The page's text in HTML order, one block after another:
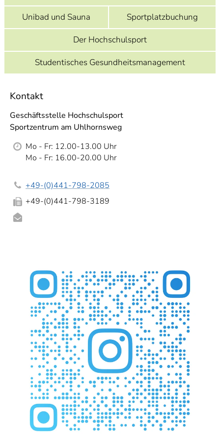
]
Informationen zur
Barrierefreiheit
Unibad und Sauna
Sportplatzbuchung
Der Hochschulsport
Studentisches Gesundheitsmanagement
Kontakt
Geschäftsstelle Hochschulsport
Sportzentrum am Uhlhornsweg
Mo - Fr: 12.00-13.00 Uhr
Mo - Fr: 16.00-20.00 Uhr
+49-(0)441-798-2085
+49-(0)441-798-3189